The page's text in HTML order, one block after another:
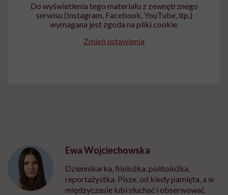
Do wyświetlenia tego materiału z zewnętrznego
serwisu (Instagram, Facebook, YouTube, itp.)
wymagana jest zgoda na pliki cookie.
Zmień ustawienia
Ewa Wojciechowska
Dziennikarka, filolożka, politolożka,
reportażystka. Pisze, od kiedy pamięta, a w
międzyczasie lubi słuchać i obserwować